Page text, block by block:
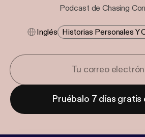
Podcast de Chasing
Inglés Historias Personales Y
Pruébalo 7 días gratis